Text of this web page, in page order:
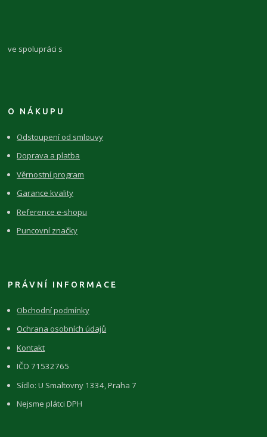
ve spolupráci s
O NÁKUPU
Odstoupení od smlouvy
Doprava a platba
Věrnostní program
Garance kvality
Reference e-shopu
Puncovní značky
PRÁVNÍ INFORMACE
Obchodní podmínky
Ochrana osobních údajů
Kontakt
IČO 71532765
Sídlo: U Smaltovny 1334, Praha 7
Nejsme plátci DPH